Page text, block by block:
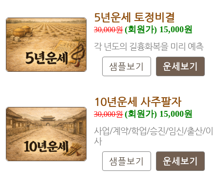
5년운세 토정비결
30,000원(회원가) 15,000원
각 년도의 길흉화복을 미리 예측
샘플보기
운세보기
10년운세 사주팔자
30,000원(회원가) 15,000원
사업/계약/학업/승진/임신/출산/이
사
샘플보기
운세보기